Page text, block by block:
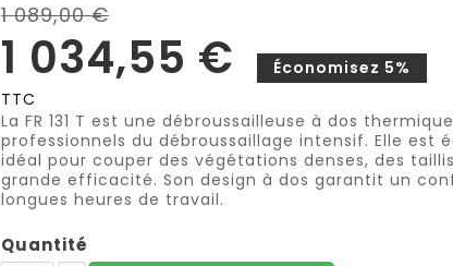
1 089,00 €
1 034,55 €
Économisez 5%
TTC
La FR 131 T est une débroussailleuse à dos
professionnels du débroussaillage intensif. Elle est
idéal pour couper des végétations denses, des
grande efficacité. Son design à dos garantit un
longues heures de travail.
Quantité